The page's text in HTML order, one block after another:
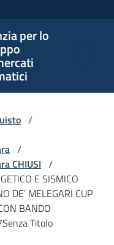
per lo
/
/
CHIUSI /
E SISMICO
DE’ MELEGARI CUP
BANDO
Titolo